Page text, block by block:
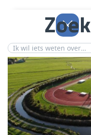
Vereniging
Ledeninfo
Nieuws
Contact
Zoek